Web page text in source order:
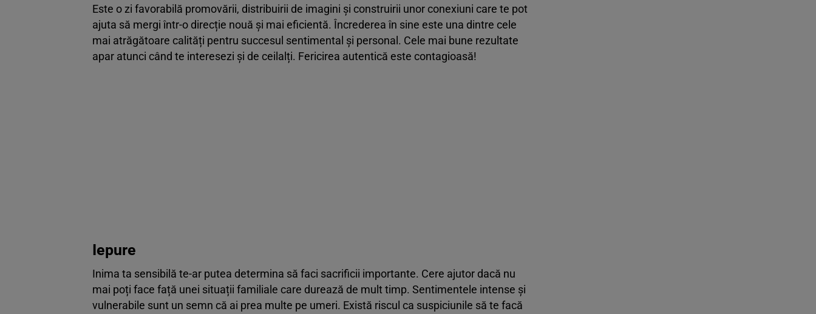
Este o zi favorabilă promovării, distribuirii de imagini și construirii unor conexiuni care te pot
ajuta să mergi într-o direcție nouă și mai eficientă. Încrederea în sine este una dintre cele
mai atrăgătoare calități pentru succesul sentimental și personal. Cele mai bune rezultate
apar atunci când te interesezi și de ceilalți. Fericirea autentică este contagioasă!
Iepure
Inima ta sensibilă te-ar putea determina să faci sacrificii importante. Cere ajutor dacă nu
mai poți face față unei situații familiale care durează de mult timp. Sentimentele intense și
vulnerabile sunt un semn că ai prea multe pe umeri. Există riscul ca suspiciunile să te facă